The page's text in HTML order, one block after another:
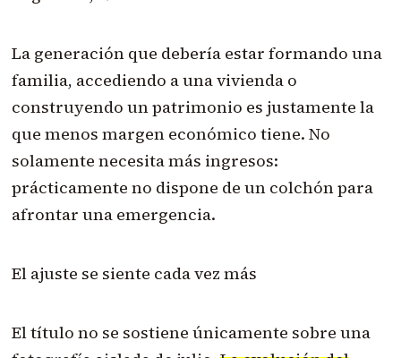
La generación que debería estar formando una
familia, accediendo a una vivienda o
construyendo un patrimonio es justamente la
que menos margen económico tiene. No
solamente necesita más ingresos:
prácticamente no dispone de un colchón para
afrontar una emergencia.
El ajuste se siente cada vez más
El título no se sostiene únicamente sobre una